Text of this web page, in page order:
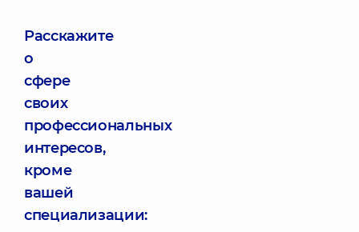
Расскажите
о
сфере
своих
профессиональных
интересов,
кроме
вашей
специализации: